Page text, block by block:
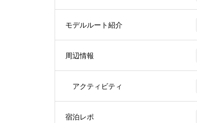
モデルルート紹介
周辺情報
アクティビティ
宿泊レポ